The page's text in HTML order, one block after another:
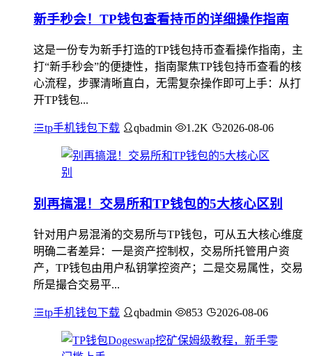
新手秒会！TP钱包查看持币的详细操作指南
这是一份专为新手打造的TP钱包持币查看操作指南，主
打“新手秒会”的便捷性，指南聚焦TP钱包持币查看的核
心流程，步骤清晰直白，无需复杂操作即可上手：从打
开TP钱包...
tp手机钱包下载 qbadmin 1.2K 2026-08-06
别再搞混！交易所和TP钱包的5大核心区别
针对用户易混淆的交易所与TP钱包，可从五大核心维度
明确二者差异：一是资产控制权，交易所托管用户资
产，TP钱包由用户私钥掌控资产；二是交易属性，交易
所是撮合交易平...
tp手机钱包下载 qbadmin 853 2026-08-06